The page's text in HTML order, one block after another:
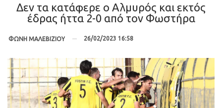
Δεν τα κατάφερε ο Αλμυρός και εκτός
έδρας ήττα 2-0 από τον Φωστήρα
ΦΩΝΗ ΜΑΛΕΒΙΖΙΟΥ 26/02/2023 16:58